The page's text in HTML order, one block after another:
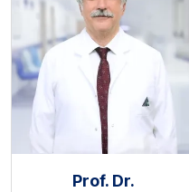
Prof. Dr.